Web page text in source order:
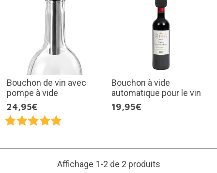
Bouchon de vin avec
pompe à vide
24,95€
Bouchon à vide
automatique pour le vin
19,95€
Affichage 1-2 de 2 produits